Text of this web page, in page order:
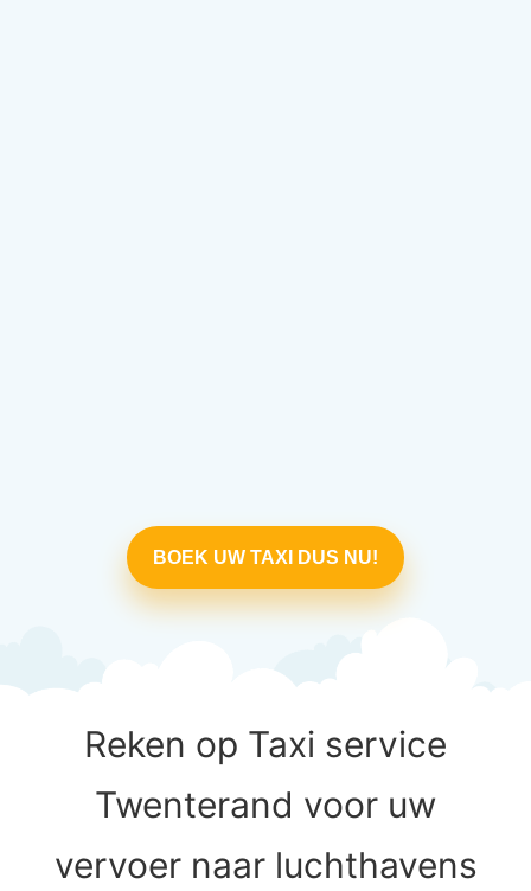
BOEK UW TAXI DUS NU!
Reken op Taxi service
Twenterand voor uw
vervoer naar luchthavens